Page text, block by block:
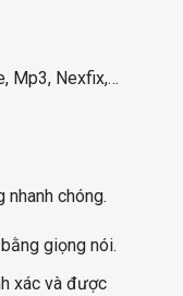
Mp3, Nexfix,…
chóng.
giọng nói.
xác và được